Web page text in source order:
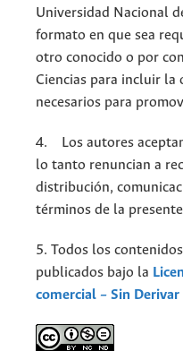
Universidad Nacional
formato en que sea
otro conocido o por
Ciencias para incluir la
necesarios para
4. Los autores
lo tanto renuncian a
distribución,
términos de la
5. Todos los
publicados bajo la
comercial – Sin Derivar